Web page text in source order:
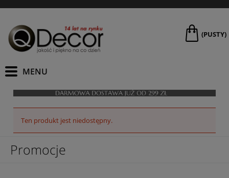
(PUSTY)
Ten produkt jest niedostępny.
Promocje